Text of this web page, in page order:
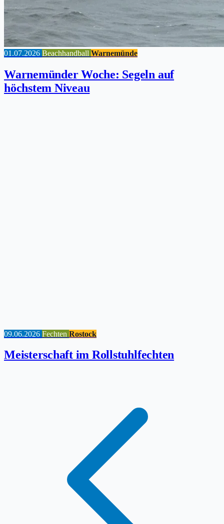
01.07.2026 Beachhandball Warnemünde
Warnemünder Woche: Segeln auf
höchstem Niveau
09.06.2026 Fechten Rostock
Meisterschaft im Rollstuhlfechten